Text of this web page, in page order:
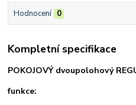
Hodnocení 0
Kompletní specifikace
POKOJOVÝ dvoupolohový
funkce: